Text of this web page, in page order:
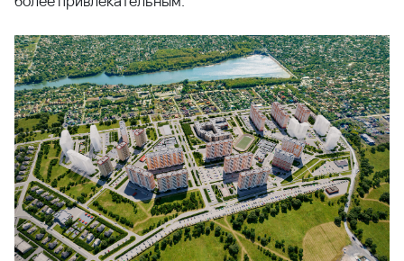
Читать далее
20.10.2023
Старт продаж в Тихорецке